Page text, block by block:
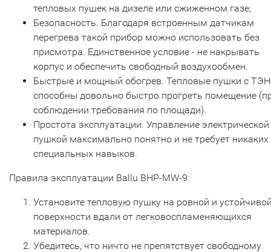
тепловых пушек на дизеле или сжиженном газе;
Безопасность. Благодаря встроенным датчикам
перегрева такой прибор можно использовать без
присмотра. Единственное условие - не накрывать
корпус и обеспечить свободный воздухообмен.
Быстрые и мощный обогрев. Тепловые пушки с
способны довольно быстро прогреть помещение
соблюдении требования по площади).
Простота эксплуатации. Управление электрической
пушкой максимально понятно и не требует никаких
специальных навыков.
Правила эксплуатации Ballu BHP-MW-9:
Установите тепловую пушку на ровной и
поверхности вдали от легковоспламеняющихся
материалов.
Убедитесь, что ничто не препятствует свободному